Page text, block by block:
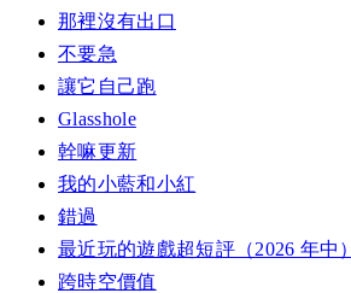
那裡沒有出口
不要急
讓它自己跑
Glasshole
幹嘛更新
我的小藍和小紅
錯過
最近玩的遊戲超短評（2026 年中）
跨時空價值